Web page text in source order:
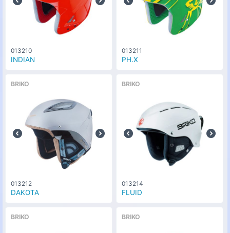
シャイニーホワイト(W034)
サイズ
M [54-58cm]
な
し
0
シャイニーホワイト(W034)
013210
INDIAN
013211
PH.X
BRIKO
013212
DAKOTA
BRIKO
013214
FLUID
BRIKO BRIKO